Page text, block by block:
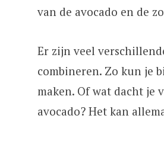
van de avocado en de
Er zijn veel
combineren. Zo kun je
maken. Of wat dacht je
avocado? Het kan